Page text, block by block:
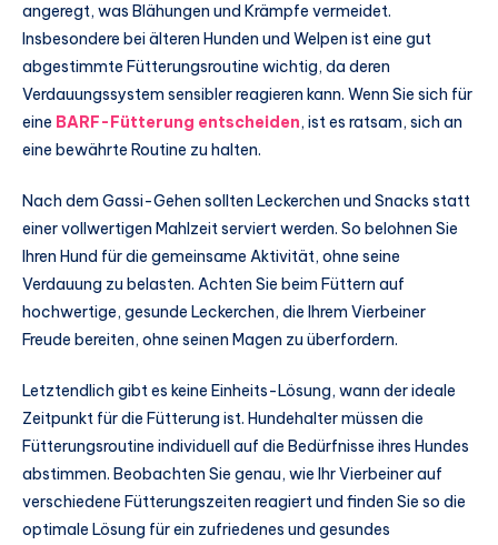
angeregt, was Blähungen und Krämpfe vermeidet.
Insbesondere bei älteren Hunden und Welpen ist eine gut
abgestimmte Fütterungsroutine wichtig, da deren
Verdauungssystem sensibler reagieren kann. Wenn Sie sich für
eine BARF-Fütterung entscheiden, ist es ratsam, sich an
eine bewährte Routine zu halten.
Nach dem Gassi-Gehen sollten Leckerchen und Snacks statt
einer vollwertigen Mahlzeit serviert werden. So belohnen Sie
Ihren Hund für die gemeinsame Aktivität, ohne seine
Verdauung zu belasten. Achten Sie beim Füttern auf
hochwertige, gesunde Leckerchen, die Ihrem Vierbeiner
Freude bereiten, ohne seinen Magen zu überfordern.
Letztendlich gibt es keine Einheits-Lösung, wann der ideale
Zeitpunkt für die Fütterung ist. Hundehalter müssen die
Fütterungsroutine individuell auf die Bedürfnisse ihres Hundes
abstimmen. Beobachten Sie genau, wie Ihr Vierbeiner auf
verschiedene Fütterungszeiten reagiert und finden Sie so die
optimale Lösung für ein zufriedenes und gesundes